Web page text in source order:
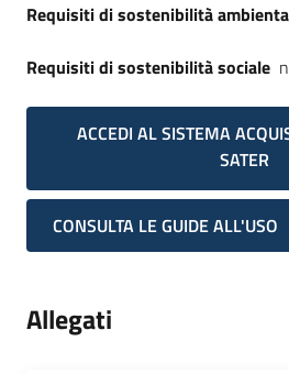
Requisiti di sostenibilità
Requisiti di sostenibilità sociale
ACCEDI AL SISTEMA
SATER
CONSULTA LE GUIDE ALL'USO
Allegati